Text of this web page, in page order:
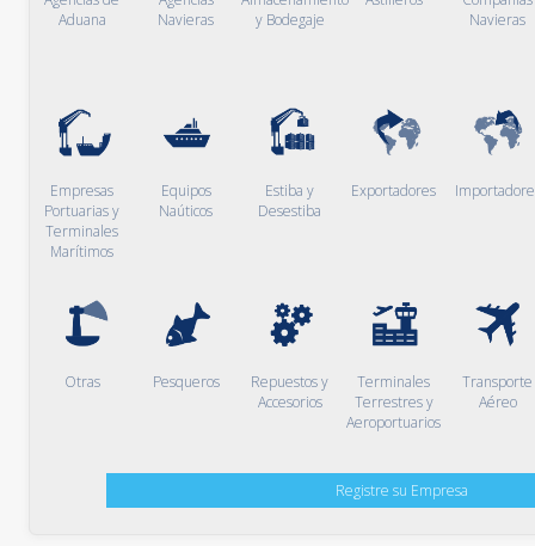
Aduana
Navieras
y Bodegaje
Navieras
Empresas
Portuarias y
Terminales
Marítimos
Equipos
Naúticos
Estiba y
Desestiba
Exportadores
Otras Pesqueros
Repuestos y
Accesorios
Terminales
Terrestres y
Aeroportuarios
Transporte
Aéreo
Registre su Empresa